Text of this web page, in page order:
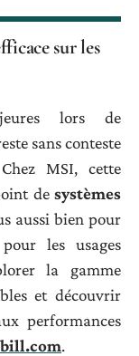
sur les
lors de
sans conteste
MSI, cette
de systèmes
aussi bien pour
les usages
la gamme
et découvrir
performances
.